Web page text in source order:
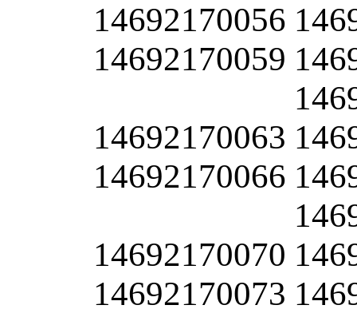
14692170056
14692170059
14692170063
14692170066
14692170070
14692170073